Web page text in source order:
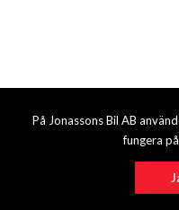
På Jonassons Bil AB
fungera